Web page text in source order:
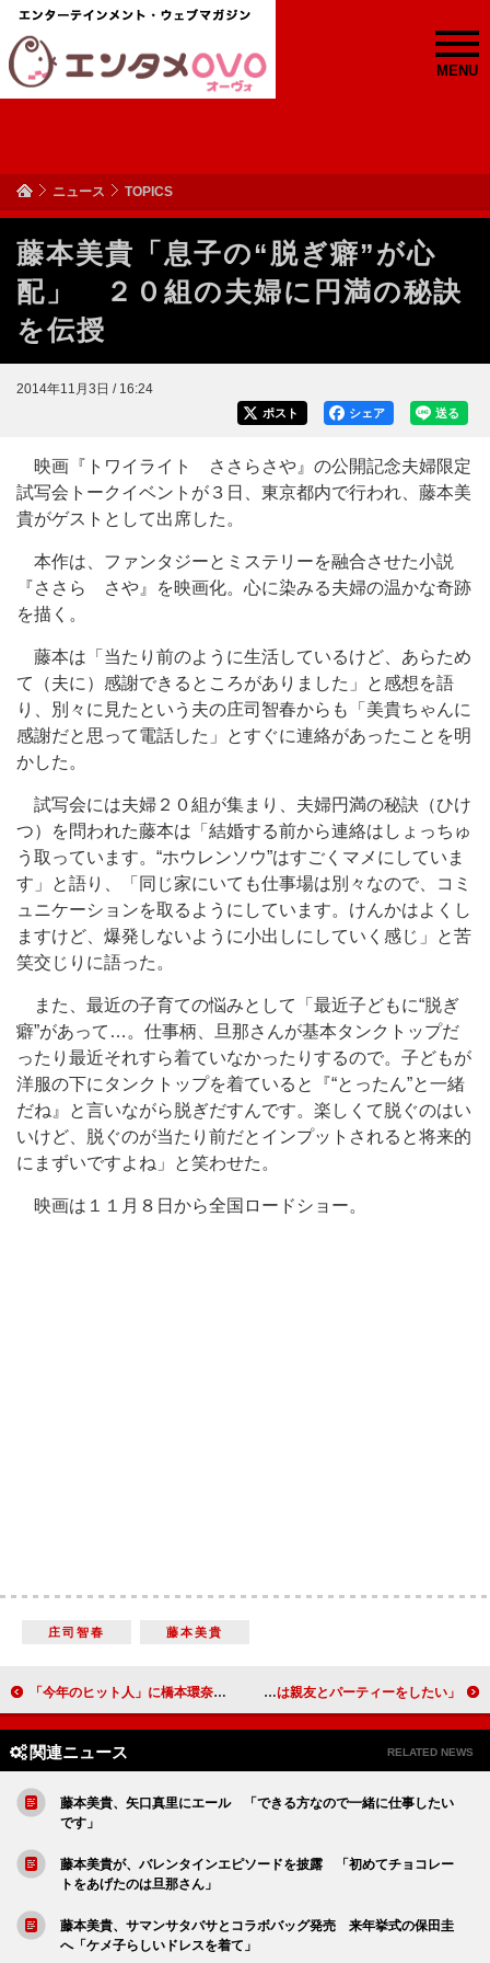
MENU
ニュース TOPICS
藤本美貴「息子の“脱ぎ癖”が心
配」 ２０組の夫婦に円満の秘訣
を伝授
2014年11月3日 / 16:24
送る
シェア
ポスト
映画『トワイライト ささらさや』の公開記念夫婦限定
試写会トークイベントが３日、東京都内で行われ、藤本美
貴がゲストとして出席した。
本作は、ファンタジーとミステリーを融合させた小説
『ささら さや』を映画化。心に染みる夫婦の温かな奇跡
を描く。
藤本は「当たり前のように生活しているけど、あらため
て（夫に）感謝できるところがありました」と感想を語
り、別々に見たという夫の庄司智春からも「美貴ちゃんに
感謝だと思って電話した」とすぐに連絡があったことを明
かした。
試写会には夫婦２０組が集まり、夫婦円満の秘訣（ひけ
つ）を問われた藤本は「結婚する前から連絡はしょっちゅ
う取っています。“ホウレンソウ”はすごくマメにしていま
す」と語り、「同じ家にいても仕事場は別々なので、コミ
ュニケーションを取るようにしています。けんかはよくし
ますけど、爆発しないように小出しにしていく感じ」と苦
笑交じりに語った。
また、最近の子育ての悩みとして「最近子どもに“脱ぎ
癖”があって…。仕事柄、旦那さんが基本タンクトップだ
ったり最近それすら着ていなかったりするので。子どもが
洋服の下にタンクトップを着ていると『“とったん”と一緒
だね』と言いながら脱ぎだすんです。楽しくて脱ぐのはい
いけど、脱ぐのが当たり前だとインプットされると将来的
にまずいですよね」と笑わせた。
映画は１１月８日から全国ロードショー。
庄司智春 藤本美貴
「今年のヒット人」に橋本環奈らを選定 橋本「自分では全然分からなかった」 有村架純、初の点灯式に感動 「クリスマスは親友とパーティーをしたい」
関連ニュース RELATED NEWS
藤本美貴、矢口真里にエール 「できる方なので一緒に仕事したい
です」
藤本美貴が、バレンタインエピソードを披露 「初めてチョコレー
トをあげたのは旦那さん」
藤本美貴、サマンサタバサとコラボバッグ発売 来年挙式の保田圭
へ「ケメ子らしいドレスを着て」